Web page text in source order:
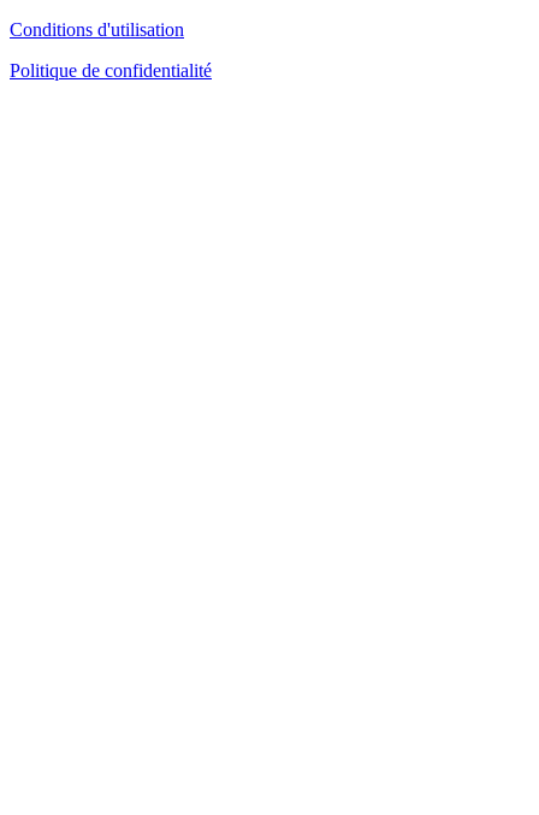
Conditions d'utilisation
Politique de confidentialité